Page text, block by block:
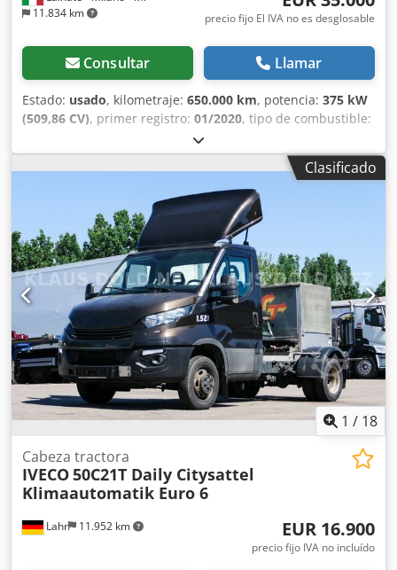
11.834 km
precio fijo El IVA no es desglosable
Consultar Llamar
Estado: usado, kilometraje: 650.000 km, potencia: 375 kW
(509,86 CV), primer registro: 01/2020, tipo de combustible:
automático
2020, Descubre esto: TGX 510 ✨ Principales accesorios
incluidos: USB, Bluetooth, Apple CarPlay, Android Auto,
pantalla, airbag, navegador, climatizador, cambio
automático, cama, elevalunas eléctricos. Código de
referencia del vehículo: 50805 💰 Precio sin impuestos:
35.000,00 € (IVA y MSS no incluidos). ♻️ Posibilidad de
obtener una valoración superior por su vehículo usado al
entregarlo como parte del pago. 📅 Oferta válida hasta
agotar existencias. 📍 Visite nuestra sede de Mercedes-
Benz Merbag en Lainate, en la calle Scarlatti, 1, para
conocer el vehículo. Para obtener más información y
concertar una cita: Código de referencia del vehículo:
50805. Crodjzpv Nkjpfx Ap Esf
Clasificado
1 / 18
Lahr 11.952 km
Cabeza tractora
IVECO50C21T Daily Citysattel
Klimaautomatik Euro 6
EUR 16.900
precio fijo IVA no incluído